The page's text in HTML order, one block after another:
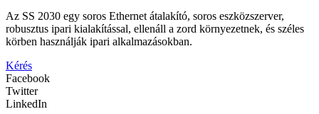
Az SS 2030 egy soros Ethernet átalakító, soros eszközszerver,
robusztus ipari kialakítással, ellenáll a zord környezetnek, és széles
körben használják ipari alkalmazásokban.
Kérés
Facebook
Twitter
LinkedIn